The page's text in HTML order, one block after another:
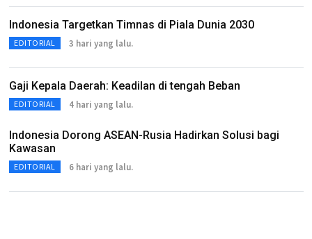
Indonesia Targetkan Timnas di Piala Dunia 2030
EDITORIAL 3 hari yang lalu.
Gaji Kepala Daerah: Keadilan di tengah Beban
EDITORIAL 4 hari yang lalu.
Indonesia Dorong ASEAN-Rusia Hadirkan Solusi bagi
Kawasan
EDITORIAL 6 hari yang lalu.